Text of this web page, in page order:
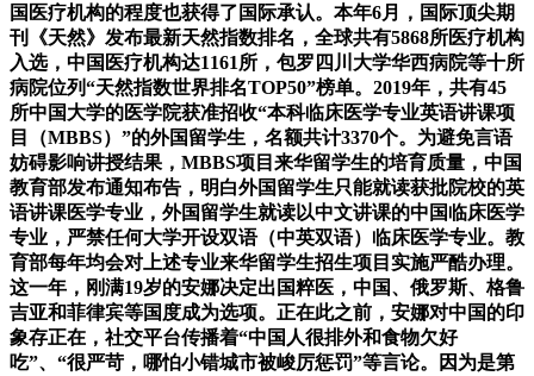
国医疗机构的程度也获得了国际承认。本年6月，国际顶尖期
刊《天然》发布最新天然指数排名，全球共有5868所医疗机构
入选，中国医疗机构达1161所，包罗四川大学华西病院等十所
病院位列“天然指数世界排名TOP50”榜单。2019年，共有45
所中国大学的医学院获准招收“本科临床医学专业英语讲课项
目（MBBS）”的外国留学生，名额共计3370个。为避免言语
妨碍影响讲授结果，MBBS项目来华留学生的培育质量，中国
教育部发布通知布告，明白外国留学生只能就读获批院校的英
语讲课医学专业，外国留学生就读以中文讲课的中国临床医学
专业，严禁任何大学开设双语（中英双语）临床医学专业。教
育部每年均会对上述专业来华留学生招生项目实施严酷办理。
这一年，刚满19岁的安娜决定出国粹医，中国、俄罗斯、格鲁
吉亚和菲律宾等国度成为选项。正在此之前，安娜对中国的印
象存正在，社交平台传播着“中国人很排外和食物欠好
吃”、“很严苛，哪怕小错城市被峻厉惩罚”等言论。因为是第